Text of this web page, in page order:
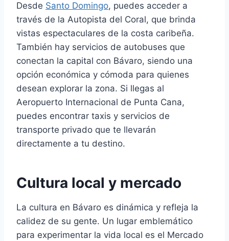
Desde Santo Domingo, puedes acceder a
través de la Autopista del Coral, que brinda
vistas espectaculares de la costa caribeña.
También hay servicios de autobuses que
conectan la capital con Bávaro, siendo una
opción económica y cómoda para quienes
desean explorar la zona. Si llegas al
Aeropuerto Internacional de Punta Cana,
puedes encontrar taxis y servicios de
transporte privado que te llevarán
directamente a tu destino.
Cultura local y mercado
La cultura en Bávaro es dinámica y refleja la
calidez de su gente. Un lugar emblemático
para experimentar la vida local es el Mercado